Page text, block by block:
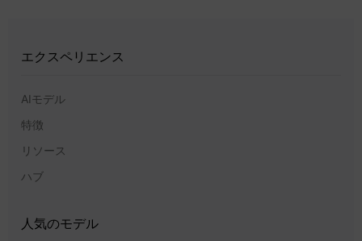
エクスペリエンス
AIモデル
特徴
リソース
ハブ
人気のモデル